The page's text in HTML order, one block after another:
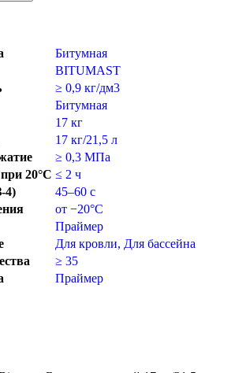
Битумная
BITUMAST
≥ 0,9 кг/дм3
Битумная
17 кг
17 кг/21,5 л
≥ 0,3 МПа
20°C ≤ 2 ч
4)
45–60 с
от −20°C
Праймер
Для кровли, Для бассейна
≥ 35
Праймер